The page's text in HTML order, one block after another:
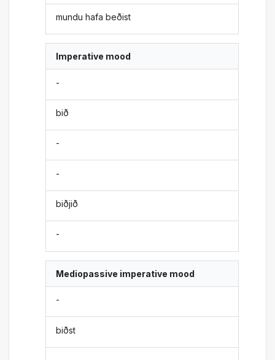
mundu hafa beðist
Imperative mood
-
bið
-
-
biðjið
-
Mediopassive imperative mood
-
biðst